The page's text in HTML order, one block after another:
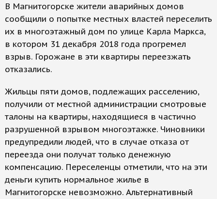
В Магнитогорске жители аварийных домов
сообщили о попытке местных властей переселить
их в многоэтажный дом по улице Карла Маркса,
в котором 31 декабря 2018 года прогремел
взрыв. Горожане в эти квартиры переезжать
отказались.
Жильцы пяти домов, подлежащих расселению,
получили от местной администрации смотровые
талоны на квартиры, находящиеся в частично
разрушенной взрывом многоэтажке. Чиновники
предупредили людей, что в случае отказа от
переезда они получат только денежную
компенсацию. Переселенцы отметили, что на эти
деньги купить нормальное жилье в
Магнитогорске невозможно. Альтернативный